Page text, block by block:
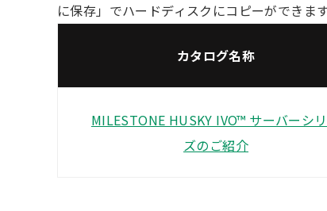
に保存」でハードディスクにコピーができま
カタログ名称
MILESTONE HUSKY IVO™ サーバーシ
ズのご紹介